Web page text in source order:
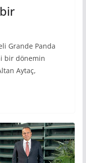
Grande Panda
bir dönemin
Aytaç,